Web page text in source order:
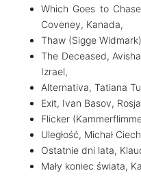
Which Goes to
Coveney, Kanada,
Thaw (Sigge
The Deceased,
Izrael,
Alternativa, Tatiana
Exit, Ivan Basov,
Flicker
Uległość, Michał
Ostatnie dni lata,
Mały koniec świata,